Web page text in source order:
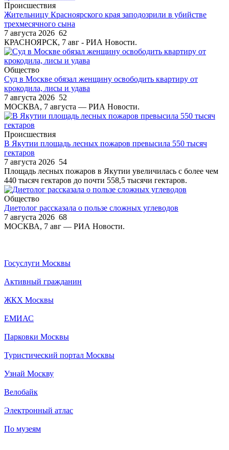
Происшествия
Жительницу Красноярского края заподозрили в убийстве
трехмесячного сына
7 августа 2026 62
КРАСНОЯРСК, 7 авг - РИА Новости.
Общество
Суд в Москве обязал женщину освободить квартиру от
крокодила, лисы и удава
7 августа 2026 52
МОСКВА, 7 августа — РИА Новости.
Происшествия
В Якутии площадь лесных пожаров превысила 550 тысяч
гектаров
7 августа 2026 54
Площадь лесных пожаров в Якутии увеличилась с более чем
440 тысяч гектаров до почти 558,5 тысячи гектаров.
Общество
Диетолог рассказала о пользе сложных углеводов
7 августа 2026 68
МОСКВА, 7 авг — РИА Новости.
Госуслуги Москвы
Активный гражданин
ЖКХ Москвы
ЕМИАС
Парковки Москвы
Туристический портал Москвы
Узнай Москву
Велобайк
Электронный атлас
По музеям